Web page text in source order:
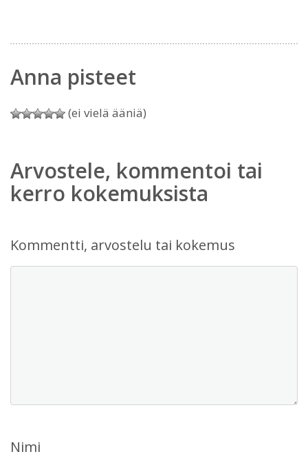
Anna pisteet
(ei vielä ääniä)
Arvostele, kommentoi tai
kerro kokemuksista
Kommentti, arvostelu tai kokemus
Nimi